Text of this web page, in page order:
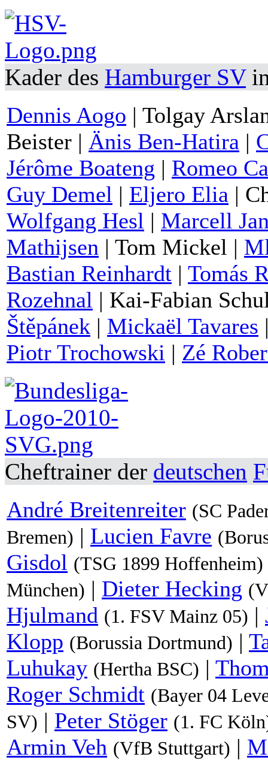
Kader des Hamburger SVin
Dennis Aogo | Tolgay
Beister | Änis Ben-Hatira |
Jérôme Boateng | Romeo
Guy Demel | Eljero Elia |
Wolfgang Hesl | Marcell
Mathijsen | Tom Mickel |
Bastian Reinhardt | Tomás
Rozehnal | Kai-Fabian
Štěpánek | Mickaël Tavares
Piotr Trochowski | Zé
Cheftrainer der deutschen
André Breitenreiter (SC
Bremen) | Lucien Favre
Gisdol (TSG 1899 Hoffenheim)
München) | Dieter Hecking
Hjulmand (1. FSV Mainz 05) |
Klopp (Borussia Dortmund) |
Luhukay (Hertha BSC) |
Roger Schmidt (Bayer 04
SV) | Peter Stöger (1. FC
Armin Veh (VfB Stuttgart) |